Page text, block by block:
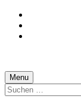
Systemisches
Coaching
Menu
Suchen